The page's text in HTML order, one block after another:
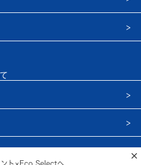
×
ント×Eco Selectへ